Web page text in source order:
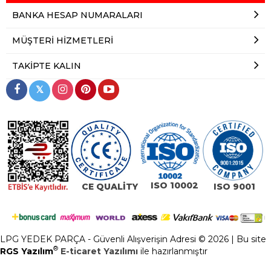
BANKA HESAP NUMARALARI
MÜŞTERI HIZMETLERI
TAKIPTE KALIN
𝕏
CE QUALİTY ISO 10002 ISO 9001
LPG YEDEK PARÇA - Güvenli Alışverişin Adresi © 2026 | Bu site
RGS Yazılım® E-ticaret Yazılımı ile hazırlanmıştır